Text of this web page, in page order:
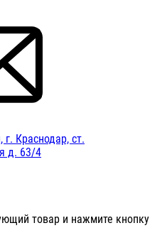
г. Краснодар, ст.
д. 63/4
товар и нажмите кнопку